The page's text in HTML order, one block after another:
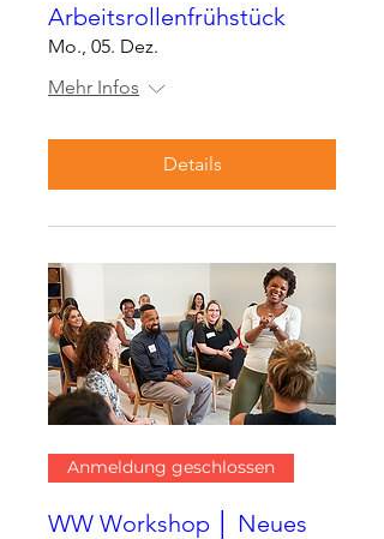
Arbeitsrollenfrühstück
Mo., 05. Dez.
Mehr Infos
Details
Anmeldung geschlossen
WW Workshop │ Neues